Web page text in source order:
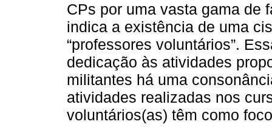
CPs por uma vasta gama de
indica a existência de uma
“professores voluntários”.
dedicação às atividades
militantes há uma
atividades realizadas nos
voluntários(as) têm como